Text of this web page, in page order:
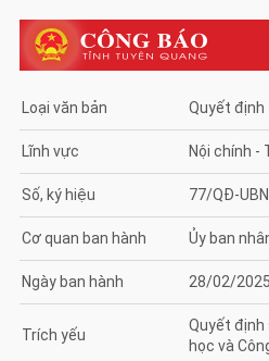
Loại văn bản Quyết định
Lĩnh vực Nội chính -
Số, ký hiệu 77/QĐ-
Cơ quan ban hành Ủy ban
Ngày ban hành 28/02/2025
Trích yếu
Quyết định
học và